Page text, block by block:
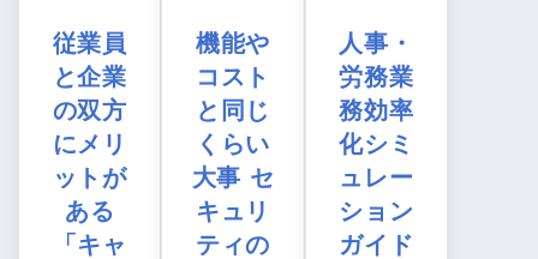
従業員
と企業
の双方
にメリ
ットが
ある
「キャ
機能や
コスト
と同じ
くらい
大事 セ
キュリ
ティの
人事・
労務業
務効率
化シミ
ュレー
ション
ガイド